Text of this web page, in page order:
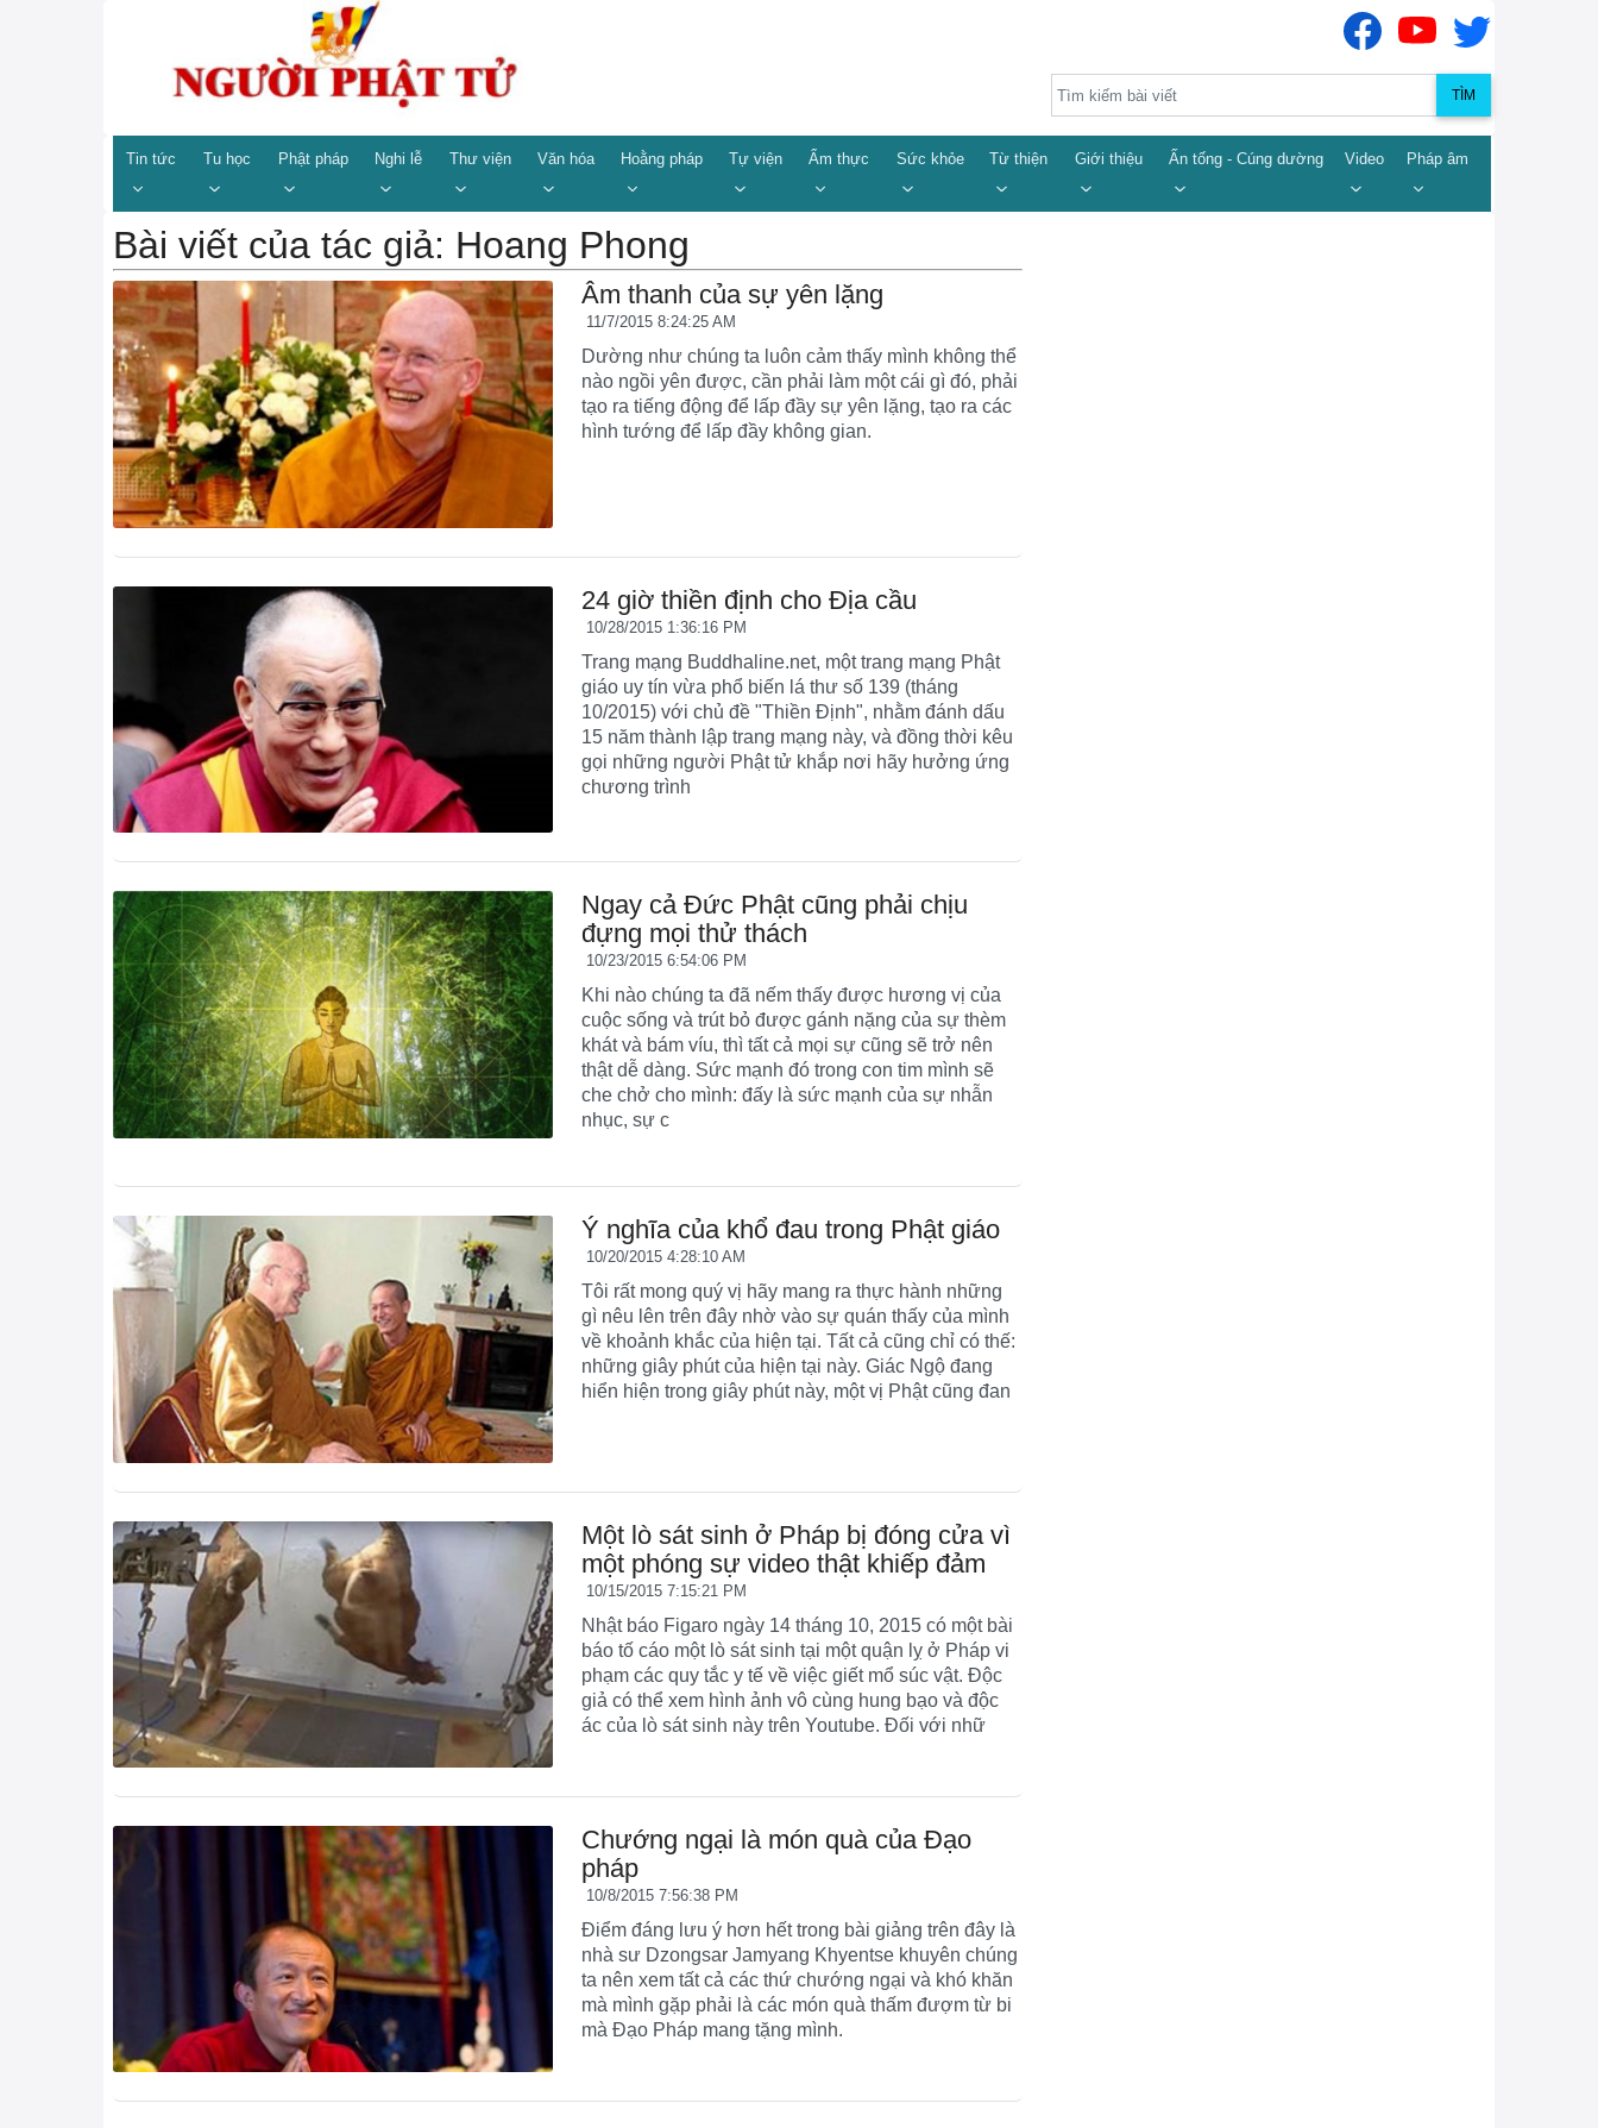
TÌM
Tin tức Tu học Phật pháp Nghi lễ Thư viện Văn hóa Hoằng pháp Tự viện Ẩm thực Sức khỏe Từ thiện Giới thiệu Ấn tống - Cúng dường Video Pháp âm
Bài viết của tác giả: Hoang Phong
Âm thanh của sự yên lặng
11/7/2015 8:24:25 AM
Dường như chúng ta luôn cảm thấy mình không thể
nào ngồi yên được, cần phải làm một cái gì đó, phải
tạo ra tiếng động để lấp đầy sự yên lặng, tạo ra các
hình tướng để lấp đầy không gian.
24 giờ thiền định cho Địa cầu
10/28/2015 1:36:16 PM
Trang mạng Buddhaline.net, một trang mạng Phật
giáo uy tín vừa phổ biến lá thư số 139 (tháng
10/2015) với chủ đề "Thiền Định", nhằm đánh dấu
15 năm thành lập trang mạng này, và đồng thời kêu
gọi những người Phật tử khắp nơi hãy hưởng ứng
chương trình
Ngay cả Đức Phật cũng phải chịu
đựng mọi thử thách
10/23/2015 6:54:06 PM
Khi nào chúng ta đã nếm thấy được hương vị của
cuộc sống và trút bỏ được gánh nặng của sự thèm
khát và bám víu, thì tất cả mọi sự cũng sẽ trở nên
thật dễ dàng. Sức mạnh đó trong con tim mình sẽ
che chở cho mình: đấy là sức mạnh của sự nhẫn
nhục, sự c
Ý nghĩa của khổ đau trong Phật giáo
10/20/2015 4:28:10 AM
Tôi rất mong quý vị hãy mang ra thực hành những
gì nêu lên trên đây nhờ vào sự quán thấy của mình
về khoảnh khắc của hiện tại. Tất cả cũng chỉ có thế:
những giây phút của hiện tại này. Giác Ngộ đang
hiển hiện trong giây phút này, một vị Phật cũng đan
Một lò sát sinh ở Pháp bị đóng cửa vì
một phóng sự video thật khiếp đảm
10/15/2015 7:15:21 PM
Nhật báo Figaro ngày 14 tháng 10, 2015 có một bài
báo tố cáo một lò sát sinh tại một quận lỵ ở Pháp vi
phạm các quy tắc y tế về việc giết mổ súc vật. Độc
giả có thể xem hình ảnh vô cùng hung bạo và độc
ác của lò sát sinh này trên Youtube. Đối với nhữ
Chướng ngại là món quà của Đạo
pháp
10/8/2015 7:56:38 PM
Điểm đáng lưu ý hơn hết trong bài giảng trên đây là
nhà sư Dzongsar Jamyang Khyentse khuyên chúng
ta nên xem tất cả các thứ chướng ngại và khó khăn
mà mình gặp phải là các món quà thấm đượm từ bi
mà Đạo Pháp mang tặng mình.